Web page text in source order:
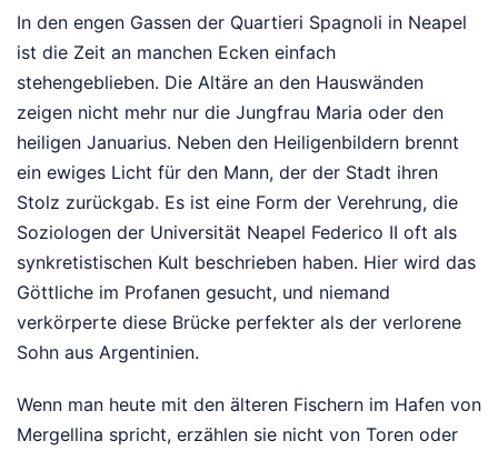
In den engen Gassen der Quartieri Spagnoli in Neapel
ist die Zeit an manchen Ecken einfach
stehengeblieben. Die Altäre an den Hauswänden
zeigen nicht mehr nur die Jungfrau Maria oder den
heiligen Januarius. Neben den Heiligenbildern brennt
ein ewiges Licht für den Mann, der der Stadt ihren
Stolz zurückgab. Es ist eine Form der Verehrung, die
Soziologen der Universität Neapel Federico II oft als
synkretistischen Kult beschrieben haben. Hier wird das
Göttliche im Profanen gesucht, und niemand
verkörperte diese Brücke perfekter als der verlorene
Sohn aus Argentinien.
Wenn man heute mit den älteren Fischern im Hafen von
Mergellina spricht, erzählen sie nicht von Toren oder